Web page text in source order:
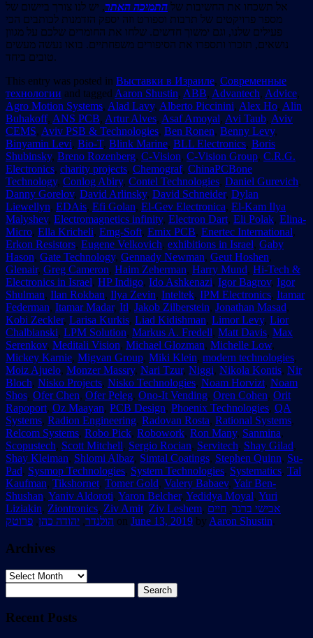
אל תשכחו את החשיבות של התמיכה האתר, יש לנו צורך ביישום של
מספר פרויקטים של תרבות וספורט וזה יספק הזדמנות לכותבים הכי
פעילים שלנו, וגם ימשוך חדשים. שלחו את החומרים שלכם על מגוון
נושאים, תזכרו ותספרו את הסיפורים משפחתיים. בואו נעשה מעשים
טובים ביחד.
This entry was posted in Выставки в Израиле, Современные
технологии and tagged Aaron Shustin, ABB, Advantech, Advice,
Agro Motion Systems, Alad Lavy, Alberto Piccinini, Alex Ho, Alin
Buhakoff, ANS PCB, Artur Alves, Asaf Amoyal, Avi Taub, Aviv
CEMS, Aviv PSB & Technologies, Ben Ronen, Benny Levy,
Binyamin Levi, Bio-T, Blink Marine, BLL Electronics, Boris
Shubinsky, Breno Rozenberg, C-Vision, C-Vision Group, C.R.G.
Electronics, charity projects, Chemograf, ChinaPCBone
Technology, Conlog Abiry, Contel Technologies, Daniel Gurevich,
Danny Gorelov, David Arlinsky, David Schneider, Dylan
Liewellyn, EDAis, Efi Golan, El-Gev Electronica, El-Kam Ilya
Malyshev, Electromagnetics infinity, Electron Dart, Eli Polak, Elina-
Micro, Ella Kricheli, Emg-Soft, Emix PCB, Enertec International,
Erkon Resistors, Eugene Velkovich, exhibitions in Israel, Gaby
Hason, Gate Technology, Gennady Newman, Geut Hoshen,
Glenair, Greg Cameron, Haim Zeherman, Harry Mund, Hi-Tech &
Electronics in Israel, HP Indigo, Ido Ashkenazi, Igor Bagrov, Igor
Shulman, Ilan Rokban, Ilya Zevin, Inteltek, IPM Electronics, Itamar
Federman, Itamar Madar, Itl, Jakob Zilberstein, Jonathan Masad,
Kobi Zeckler, Larisa Kurkis, Liad Kidishman, Limor Levy, Lior
Chalbianski, LPM Solution, Markus A. Fredell, Matt Davis, Max
Serenkov, Meditali Vision, Michael Glozman, Michelle Low,
Mickey Karnie, Migvan Group, Miki Klein, modern technologies,
Moiz Ajuelo, Monzer Massry, Nari Tzur, Niggi, Nikola Kontis, Nir
Bloch, Nisko Projects, Nisko Technologies, Noam Horvizt, Noam
Shos, Ofer Chen, Ofer Peleg, Ono-It Vending, Oren Cohen, Orit
Rapoport, Oz Maayan, PCB Design, Phoenix Technologies, QA
Systems, Radion Engineering, Radovan Rosta, Rational Systems,
Relcom Systems, Robo Pick, Robowork, Ron Many, Sanmina,
Scopustech, Scott Mitchell, Sergio Rocian, Servitech, Shay Gilad,
Shay Kleiman, Shlomi Albaz, Simtal Coatings, Stephen Quinn, Su-
Pad, Sysmop Technologies, System Technologies, Systematics, Tal
Kaufman, Tikshornet, Tomer Gold, Valery Babaev, Yair Ben-
Shushan, Yaniv Aldoroti, Yaron Belcher, Yedidya Moyal, Yuri
Liziakin, Ziontronics, Ziv Amit, Ziv Leshem, אבישי ברגר, חיים
הולנדר, יהודה כהן, פרוטק on June 13, 2019 by Aaron Shustin.
Archives
Archives
for:
Recent Posts